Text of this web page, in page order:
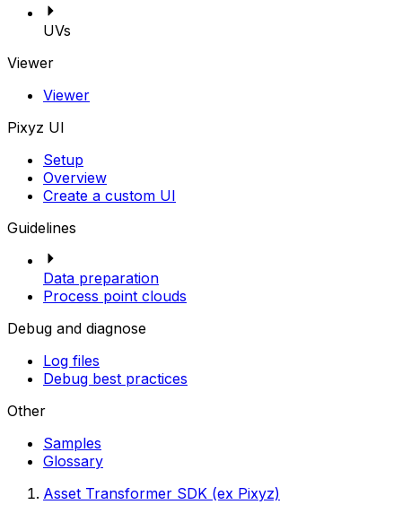
UVs
Viewer
Viewer
Pixyz UI
Setup
Overview
Create a custom UI
Guidelines
Data preparation
Process point clouds
Debug and diagnose
Log files
Debug best practices
Other
Samples
Glossary
Asset Transformer SDK (ex Pixyz)